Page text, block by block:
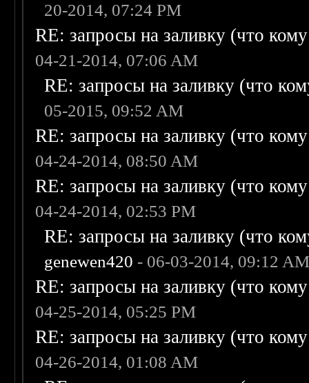
20-2014, 07:24 PM
RE: запросы на заливку (что
04-21-2014, 07:06 AM
RE: запросы на заливку (что
05-2015, 09:52 AM
RE: запросы на заливку (что
04-24-2014, 08:50 AM
RE: запросы на заливку (что
04-24-2014, 02:53 PM
RE: запросы на заливку (что
genewen420 - 06-03-2014, 09:12
RE: запросы на заливку (что
04-25-2014, 05:25 PM
RE: запросы на заливку (что
04-26-2014, 01:08 AM